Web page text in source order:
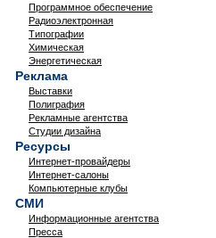
Программное обеспечение
Радиоэлектронная
Типографии
Химическая
Энергетическая
Реклама
Выставки
Полиграфия
Рекламные агентства
Студии дизайна
Ресурсы
Интернет-провайдеры
Интернет-салоны
Компьютерные клубы
СМИ
Информационные агентства
Пресса